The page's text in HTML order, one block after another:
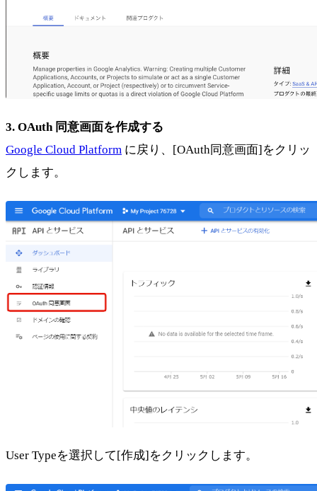
3. OAuth 同意画面を作成する
Google Cloud Platform に戻り、[OAuth同意画面]をクリッ
クします。
User Typeを選択して[作成]をクリックします。